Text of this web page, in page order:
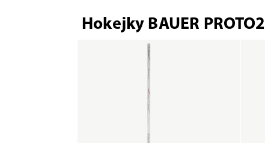
Hokejky BAUER PROTO2